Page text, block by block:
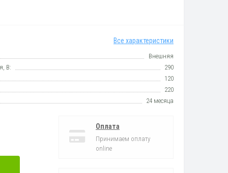
Все характеристики
Внешняя
В:
290
120
220
24 месяца
Оплата
Принимаем оплату
online